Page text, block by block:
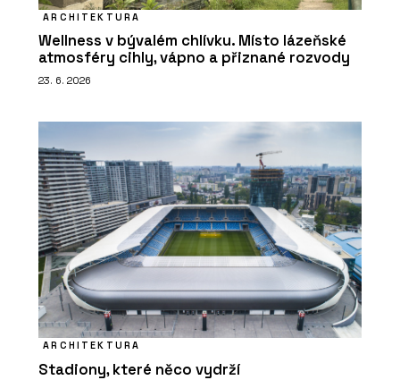
ARCHITEKTURA
Wellness v bývalém chlívku. Místo lázeňské
atmosféry cihly, vápno a přiznané rozvody
23. 6. 2026
ARCHITEKTURA
Stadiony, které něco vydrží